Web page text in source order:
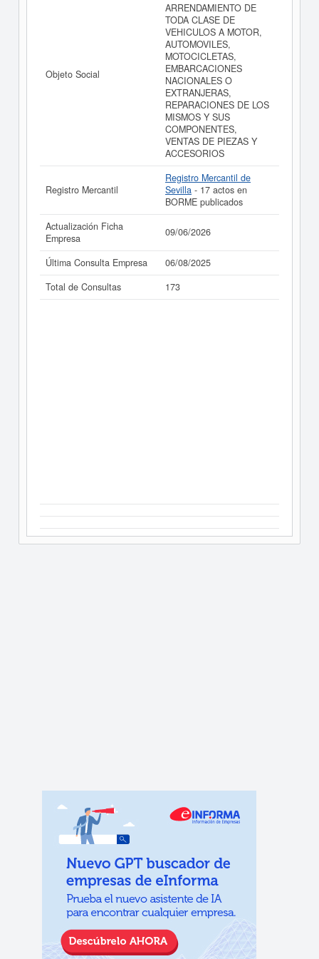
Objeto Social
ARRENDAMIENTO DE
TODA CLASE DE
VEHICULOS A MOTOR,
AUTOMOVILES,
MOTOCICLETAS,
EMBARCACIONES
NACIONALES O
EXTRANJERAS,
REPARACIONES DE LOS
MISMOS Y SUS
COMPONENTES,
VENTAS DE PIEZAS Y
ACCESORIOS
Registro Mercantil
Registro Mercantil de
Sevilla - 17 actos en
BORME publicados
Actualización Ficha
Empresa
09/06/2026
Última Consulta Empresa
06/08/2025
Total de Consultas
173